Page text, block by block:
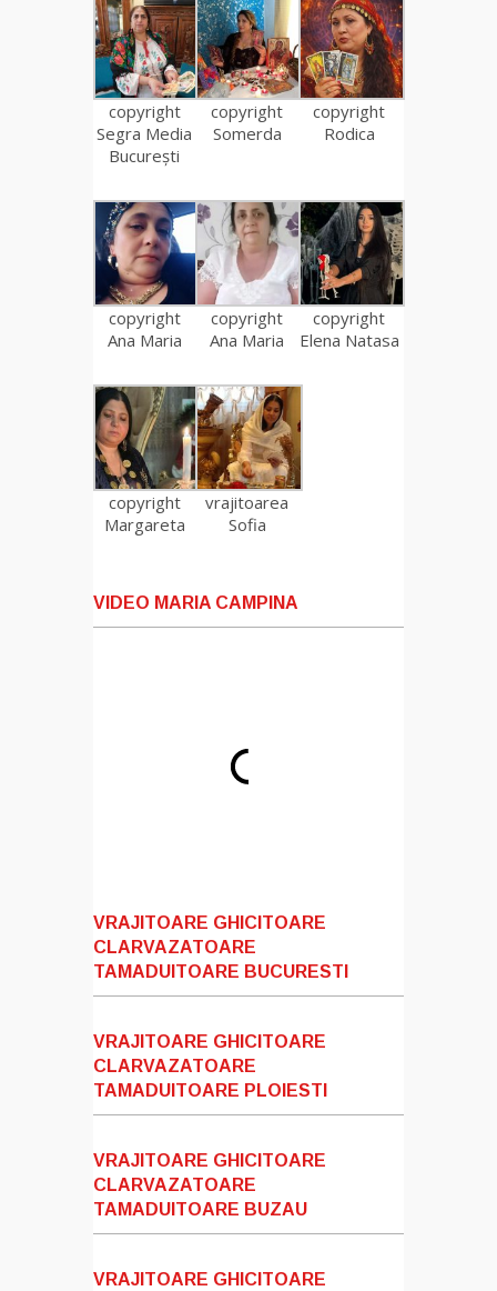
copyright
Segra Media
București
copyright
Somerda
copyright
Rodica
copyright
Ana Maria
copyright
Ana Maria
copyright
Elena Natasa
copyright
Margareta
vrajitoarea
Sofia
VIDEO MARIA CAMPINA
VRAJITOARE GHICITOARE
CLARVAZATOARE
TAMADUITOARE BUCURESTI
VRAJITOARE GHICITOARE
CLARVAZATOARE
TAMADUITOARE PLOIESTI
VRAJITOARE GHICITOARE
CLARVAZATOARE
TAMADUITOARE BUZAU
VRAJITOARE GHICITOARE